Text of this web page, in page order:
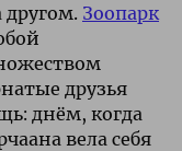
другом. Зоопарк
друзья
днём, когда
вела себя